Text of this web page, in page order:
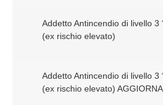
Addetto Antincendio di livello 3
(ex rischio elevato)
Addetto Antincendio di livello 3
(ex rischio elevato)